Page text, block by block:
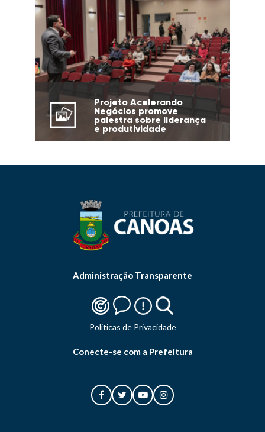
Projeto Acelerando
Negócios promove
palestra sobre liderança
e produtividade
Administração Transparente
Politicas de Privacidade
Conecte-se com a Prefeitura